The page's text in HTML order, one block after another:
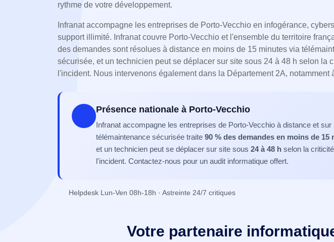
rythme de votre développement.
Infranat accompagne les entreprises de Porto-Vecchio en infogérance,
support illimité. Infranat couvre Porto-Vecchio et l'ensemble du territoire
des demandes sont résolues à distance en moins de 15 minutes via
sécurisée, et un technicien peut se déplacer sur site sous 24 à 48 h selon la
l'incident. Nous intervenons également dans la Département 2A, notamment
Présence nationale à Porto-Vecchio
Infranat accompagne les entreprises de Porto-Vecchio à distance et sur
télémaintenance sécurisée traite 90 % des demandes en moins de 15
et un technicien peut se déplacer sur site sous 24 à 48 h selon la
l'incident. Contactez-nous pour un audit informatique offert.
Helpdesk Lun-Ven 08h-18h · Astreinte 24/7 critiques
Votre partenaire